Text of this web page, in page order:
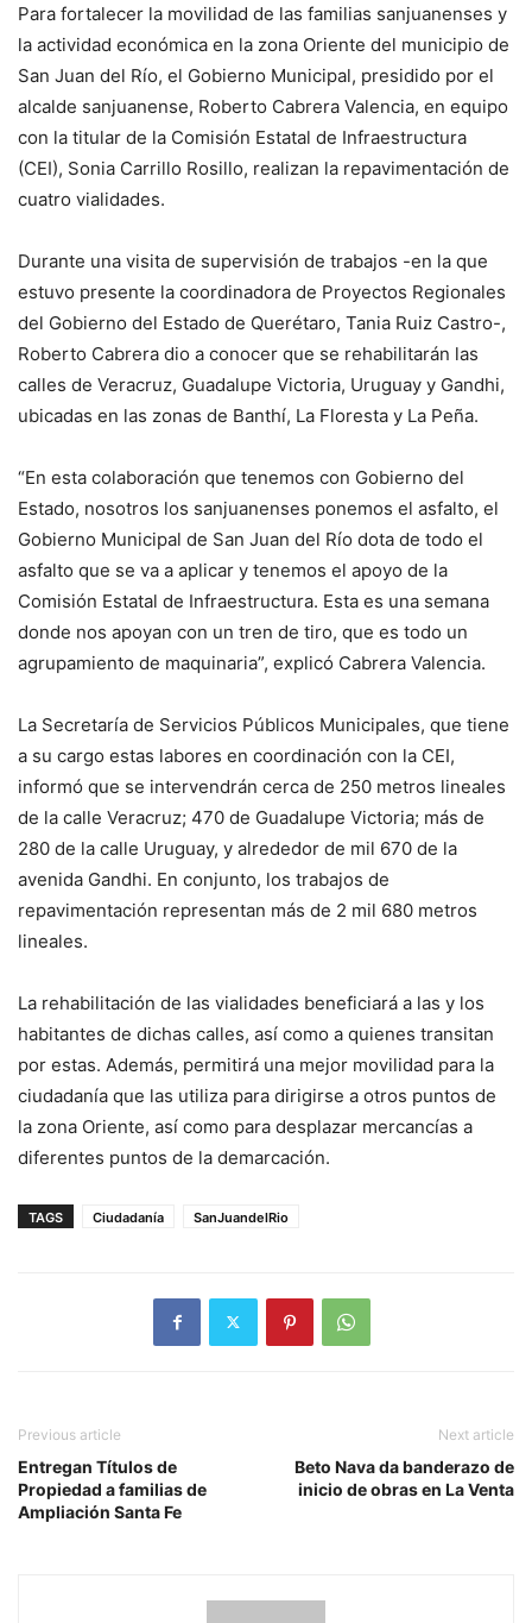
Para fortalecer la movilidad de las familias sanjuanenses y
la actividad económica en la zona Oriente del municipio de
San Juan del Río, el Gobierno Municipal, presidido por el
alcalde sanjuanense, Roberto Cabrera Valencia, en equipo
con la titular de la Comisión Estatal de Infraestructura
(CEI), Sonia Carrillo Rosillo, realizan la repavimentación de
cuatro vialidades.
Durante una visita de supervisión de trabajos -en la que
estuvo presente la coordinadora de Proyectos Regionales
del Gobierno del Estado de Querétaro, Tania Ruiz Castro-,
Roberto Cabrera dio a conocer que se rehabilitarán las
calles de Veracruz, Guadalupe Victoria, Uruguay y Gandhi,
ubicadas en las zonas de Banthí, La Floresta y La Peña.
“En esta colaboración que tenemos con Gobierno del
Estado, nosotros los sanjuanenses ponemos el asfalto, el
Gobierno Municipal de San Juan del Río dota de todo el
asfalto que se va a aplicar y tenemos el apoyo de la
Comisión Estatal de Infraestructura. Esta es una semana
donde nos apoyan con un tren de tiro, que es todo un
agrupamiento de maquinaria”, explicó Cabrera Valencia.
La Secretaría de Servicios Públicos Municipales, que tiene
a su cargo estas labores en coordinación con la CEI,
informó que se intervendrán cerca de 250 metros lineales
de la calle Veracruz; 470 de Guadalupe Victoria; más de
280 de la calle Uruguay, y alrededor de mil 670 de la
avenida Gandhi. En conjunto, los trabajos de
repavimentación representan más de 2 mil 680 metros
lineales.
La rehabilitación de las vialidades beneficiará a las y los
habitantes de dichas calles, así como a quienes transitan
por estas. Además, permitirá una mejor movilidad para la
ciudadanía que las utiliza para dirigirse a otros puntos de
la zona Oriente, así como para desplazar mercancías a
diferentes puntos de la demarcación.
TAGS Ciudadanía SanJuandelRio
Previous article
Entregan Títulos de
Propiedad a familias de
Ampliación Santa Fe
Next article
Beto Nava da banderazo de
inicio de obras en La Venta